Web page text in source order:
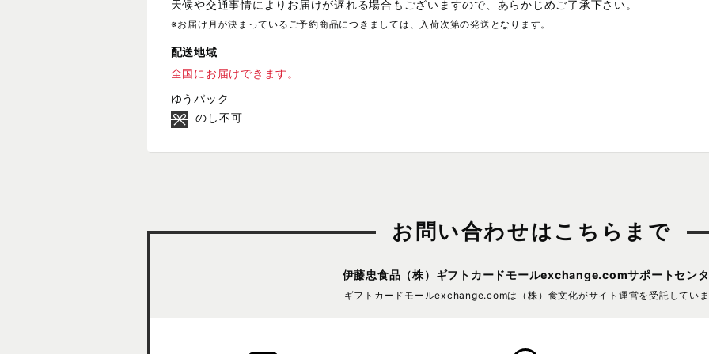
天候や交通事情によりお届けが遅れる場合もございますので、あらかじめご了承下さい。
※お届け月が決まっているご予約商品につきましては、入荷次第の発送となります。
配送地域
全国にお届けできます。
ゆうパック
のし不可
お問い合わせはこちらまで
伊藤忠食品（株） ギフトカードモールexchange.comサポートセン
ギフトカードモールexchange.comは （株）食文化がサイト運営を受託してい